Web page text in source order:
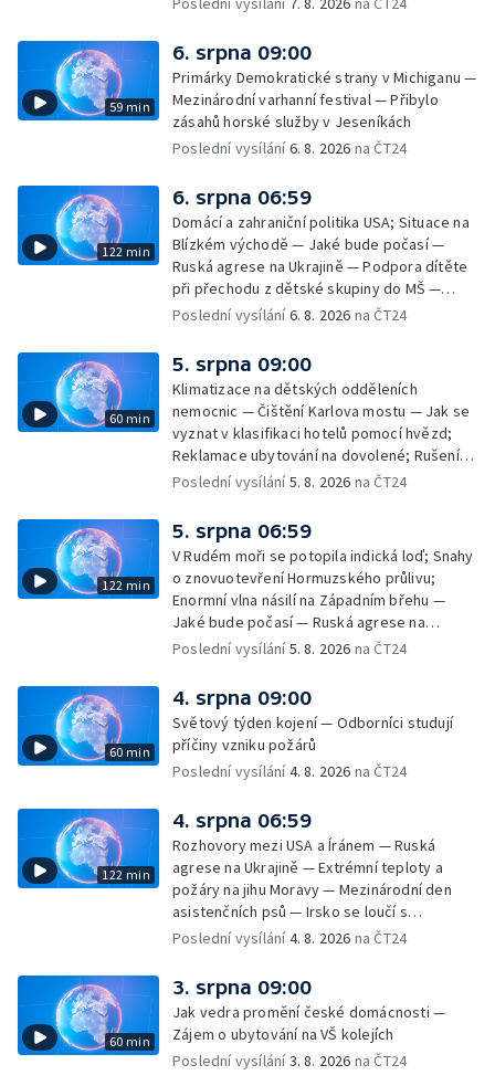
atletice 2026 — Výzkum: epidemie digitálních
závislostí je mýtus — Demolice vyhořelé
výškové budovy ve Zlíně
59 min
6. srpna 09:00
Primárky Demokratické strany v Michiganu —
Mezinárodní varhanní festival — Přibylo
zásahů horské služby v Jeseníkách
Poslední vysílání6. 8. 2026 na ČT24
122 min
6. srpna 06:59
Domácí a zahraniční politika USA; Situace na
Blízkém východě — Jaké bude počasí —
Ruská agrese na Ukrajině — Podpora dítěte
při přechodu z dětské skupiny do MŠ —
Filmové premiéry týdne — Dvě deci tuše v
rakovinu prsu
Poslední vysílání6. 8. 2026 na ČT24
60 min
5. srpna 09:00
Klimatizace na dětských odděleních
nemocnic — Čištění Karlova mostu — Jak se
vyznat v klasifikaci hotelů pomocí hvězd;
Reklamace ubytování na dovolené; Rušení
dovolené kvůli přírodním živlům; Práva
na dovolené v zahraničí; Platby a výběry na
dovolené v zahraničí — Těžba léčivé rašeliny
u Malé Morávky
Poslední vysílání5. 8. 2026 na ČT24
122 min
5. srpna 06:59
V Rudém moři se potopila indická loď; Snahy
o znovuotevření Hormuzského průlivu;
Enormní vlna násilí na Západním břehu —
Jaké bude počasí — Ruská agrese na
Ukrajině — Vliv veder na lidské orgány — Při
— Třem obcím na Brněnsku dočasně došla
pitná voda — SP v orientačním běhu v Česku
— Horko a požáry sužují Evropu — Rybářský
příměstský tábor
Poslední vysílání5. 8. 2026 na ČT24
60 min
4. srpna 09:00
Světový týden kojení — Odborníci studují
příčiny vzniku požárů
Poslední vysílání4. 8. 2026 na ČT24
122 min
4. srpna 06:59
Rozhovory mezi USA a Íránem — Ruská
agrese na Ukrajině — Extrémní teploty a
požáry na jihu Moravy — Mezinárodní den
asistenčních psů — Irsko se loučí s
hudebníkem Glenem Hansardem
Poslední vysílání4. 8. 2026 na ČT24
60 min
3. srpna 09:00
Jak vedra promění české domácnosti —
Zájem o ubytování na VŠ kolejích
Poslední vysílání3. 8. 2026 na ČT24